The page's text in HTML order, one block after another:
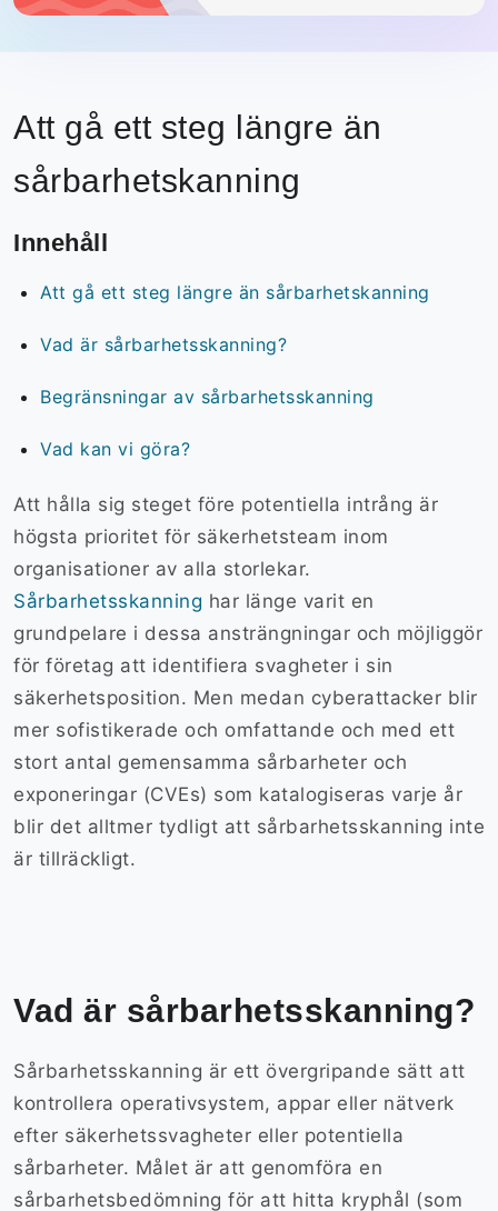
Att gå ett steg längre än
sårbarhetskanning
Innehåll
Att gå ett steg längre än sårbarhetskanning
Vad är sårbarhetsskanning?
Begränsningar av sårbarhetsskanning
Vad kan vi göra?
Att hålla sig steget före potentiella intrång är
högsta prioritet för säkerhetsteam inom
organisationer av alla storlekar.
Sårbarhetsskanning har länge varit en
grundpelare i dessa ansträngningar och möjliggör
för företag att identifiera svagheter i sin
säkerhetsposition. Men medan cyberattacker blir
mer sofistikerade och omfattande och med ett
stort antal gemensamma sårbarheter och
exponeringar (CVEs) som katalogiseras varje år
blir det alltmer tydligt att sårbarhetsskanning inte
är tillräckligt.
Vad är sårbarhetsskanning?
Sårbarhetsskanning är ett övergripande sätt att
kontrollera operativsystem, appar eller nätverk
efter säkerhetssvagheter eller potentiella
sårbarheter. Målet är att genomföra en
sårbarhetsbedömning för att hitta kryphål (som